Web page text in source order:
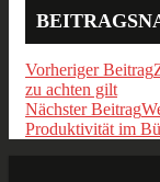
Vorheriger Beitrag
zu achten gilt
Nächster Beitrag
Produktivität im